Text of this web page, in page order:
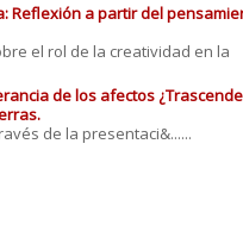
Reflexión a partir del
el rol de la creatividad en la
de los afectos
de la presentaci&......